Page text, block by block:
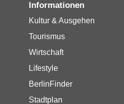
Informationen
Kultur & Ausgehen
Tourismus
Wirtschaft
Lifestyle
BerlinFinder
Stadtplan